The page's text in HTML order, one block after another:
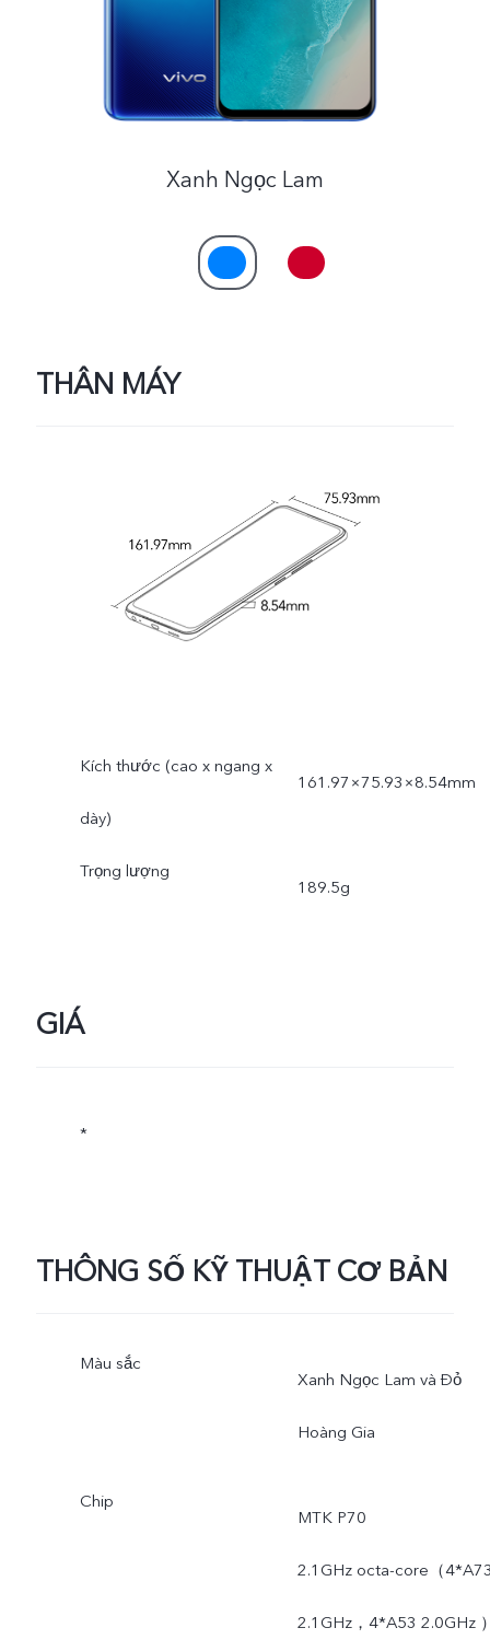
Việt Nam | Chọn quốc gia/khu vực
Xanh Ngọc Lam
THÂN MÁY
Kích thước (cao x ngang x
dày)
161.97×75.93×8.54mm
Trọng lượng
189.5g
GIÁ
*
THÔNG SỐ KỸ THUẬT CƠ BẢN
Màu sắc
Xanh Ngọc Lam và Đỏ
Hoàng Gia
Chip
MTK P70
2.1GHz octa-core（
2.1GHz，4*A53 2.0GHz